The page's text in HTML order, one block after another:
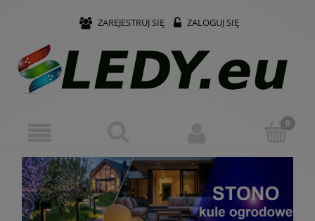
ZAREJESTRUJ SIĘ ZALOGUJ SIĘ